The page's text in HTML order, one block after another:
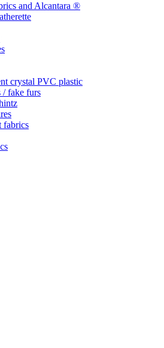
and Alcantara ®
crystal PVC plastic
/ fake furs
fabrics